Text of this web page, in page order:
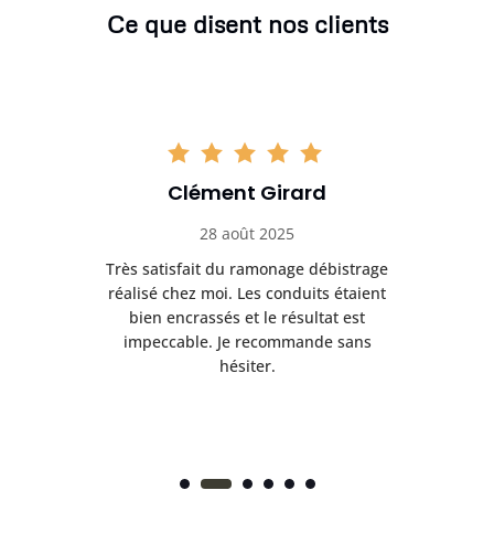
Ce que disent nos clients
Clément Girard
28 août 2025
Très satisfait du ramonage débistrage
réalisé chez moi. Les conduits étaient
bien encrassés et le résultat est
impeccable. Je recommande sans
hésiter.